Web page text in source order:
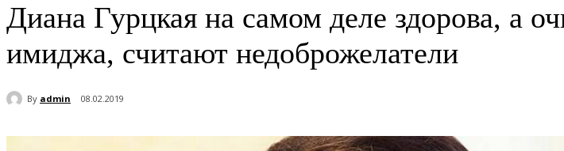
Диана Гурцкая на самом деле здорова, а
имиджа, считают недоброжелатели
By admin 08.02.2019